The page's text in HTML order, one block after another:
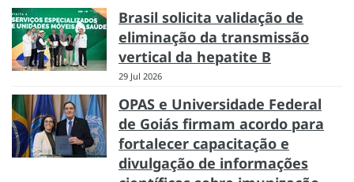
Brasil solicita validação de
eliminação da transmissão
vertical da hepatite B
29 Jul 2026
OPAS e Universidade Federal
de Goiás firmam acordo para
fortalecer capacitação e
divulgação de informações